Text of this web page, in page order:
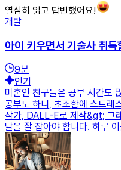
열심히 읽고 답변했어요!
개발
아이 키우면서 기술사 취득
9분
인기
미혼인 친구들은 공부 시간도
공부도 하니, 초조함에 스트레
작가, DALL-E로 제작&gt; 그
탈을 잘 잡아야 합니다. 하루